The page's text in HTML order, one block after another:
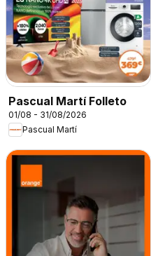
Pascual Martí Folleto
01/08 - 31/08/2026
Pascual Martí